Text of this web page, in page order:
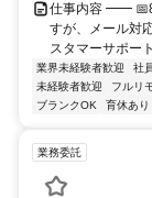
仕事内容 ━━
すが、メール対
スタマーサ
業界未経験者歓迎 社
未経験者歓迎
フルリ
ブランクOK
育休あり
業務委託